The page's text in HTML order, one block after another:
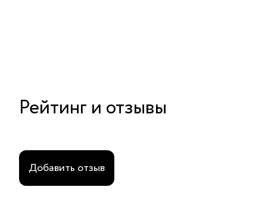
Рейтинг и отзывы
Добавить отзыв